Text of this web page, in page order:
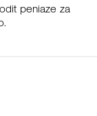
peniaze za